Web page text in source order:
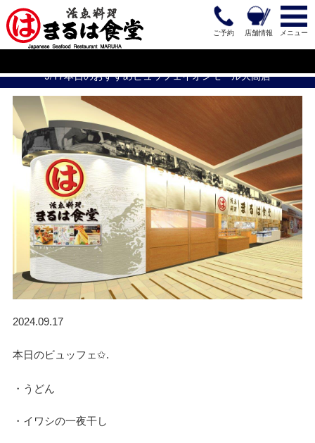
メニュー
店舗情報
ご予約
9/17本日のおすすめビュッフェイオンモール大高店
2024.09.17
本日のビュッフェ✩.
・うどん
・イワシの一夜干し